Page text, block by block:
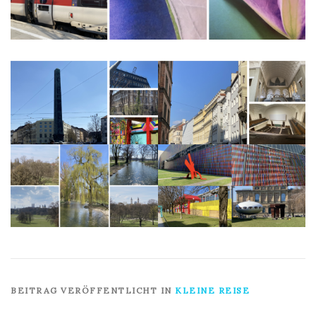
BEITRAG VERÖFFENTLICHT IN KLEINE REISE